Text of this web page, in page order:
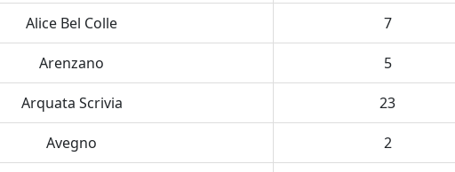
Alice Bel Colle 7
Arenzano 5
Arquata Scrivia 23
Avegno 2